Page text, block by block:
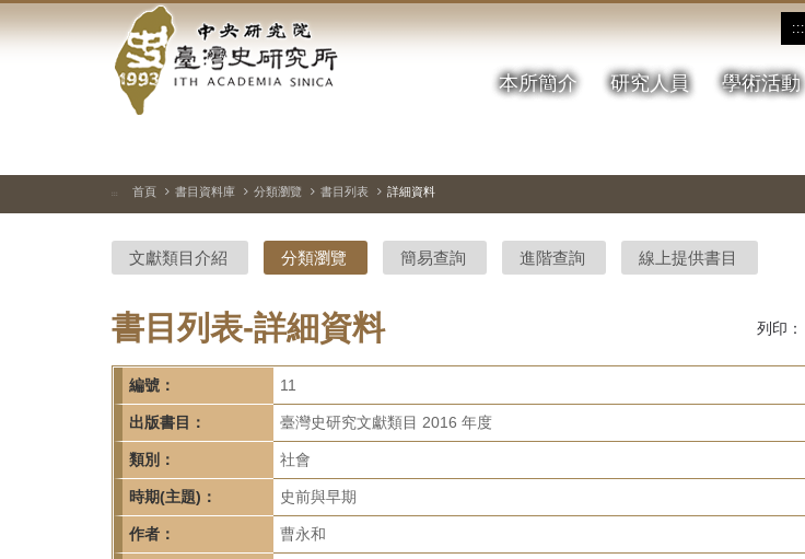
到
中
央
研
院-
臺
灣
史
研
究
所-
首
頁
:::
本所簡介 研究人員 學術活動
::: 首頁 書目資料庫 分類瀏覽 書目列表 詳細資料
文獻類目介紹 分類瀏覽 簡易查詢 進階查詢 線上提供書目
書目列表-詳細資料 列印：
編號： 11
出版書目： 臺灣史研究文獻類目 2016 年度
類別： 社會
時期(主題)： 史前與早期
作者： 曹永和